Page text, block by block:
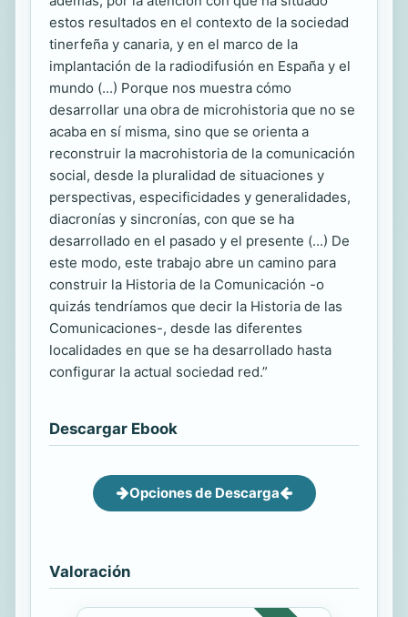
estos resultados en el contexto de la sociedad
tinerfeña y canaria, y en el marco de la
implantación de la radiodifusión en España y el
mundo (...) Porque nos muestra cómo
desarrollar una obra de microhistoria que no se
acaba en sí misma, sino que se orienta a
reconstruir la macrohistoria de la comunicación
social, desde la pluralidad de situaciones y
perspectivas, especificidades y generalidades,
diacronías y sincronías, con que se ha
desarrollado en el pasado y el presente (...) De
este modo, este trabajo abre un camino para
construir la Historia de la Comunicación -o
quizás tendríamos que decir la Historia de las
Comunicaciones-, desde las diferentes
localidades en que se ha desarrollado hasta
configurar la actual sociedad red.”
Descargar Ebook
Opciones de Descarga
Valoración